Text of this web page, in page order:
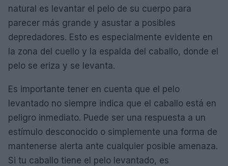
natural es levantar el pelo de su cuerpo para
parecer más grande y asustar a posibles
depredadores. Esto es especialmente evidente en
la zona del cuello y la espalda del caballo, donde el
pelo se eriza y se levanta.
Es importante tener en cuenta que el pelo
levantado no siempre indica que el caballo está en
peligro inmediato. Puede ser una respuesta a un
estímulo desconocido o simplemente una forma de
mantenerse alerta ante cualquier posible amenaza.
Si tu caballo tiene el pelo levantado, es